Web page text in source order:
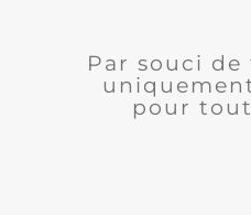
Par souci
pour